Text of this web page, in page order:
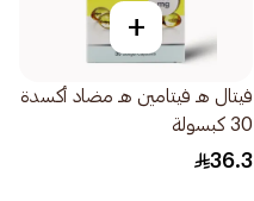
+
فيتال هـ فيتامين هـ مضاد أكسدة
30 كبسولة
36.3